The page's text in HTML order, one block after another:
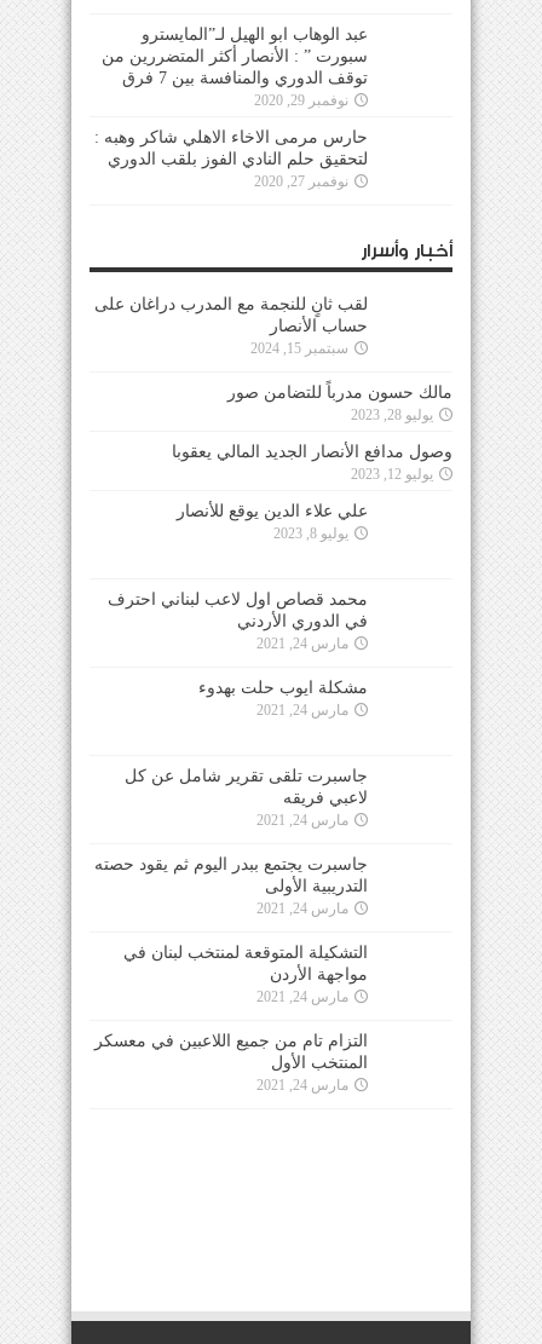
عبد الوهاب ابو الهيل لـ”المايسترو
سبورت ” : الأنصار أكثر المتضررين من
توقف الدوري والمنافسة بين 7 فرق
نوفمبر 29, 2020
حارس مرمى الاخاء الاهلي شاكر وهبه :
لتحقيق حلم النادي الفوز بلقب الدوري
نوفمبر 27, 2020
أخبار وأسرار
لقب ثانٍ للنجمة مع المدرب دراغان على
حساب الأنصار
سبتمبر 15, 2024
مالك حسون مدرباً للتضامن صور
يوليو 28, 2023
وصول مدافع الأنصار الجديد المالي يعقوبا
يوليو 12, 2023
علي علاء الدين يوقع للأنصار
يوليو 8, 2023
محمد قصاص اول لاعب لبناني احترف
في الدوري الأردني
مارس 24, 2021
مشكلة ايوب حلت بهدوء
مارس 24, 2021
جاسبرت تلقى تقرير شامل عن كل
لاعبي فريقه
مارس 24, 2021
جاسبرت يجتمع ببدر اليوم ثم يقود حصته
التدريبية الأولى
مارس 24, 2021
التشكيلة المتوقعة لمنتخب لبنان في
مواجهة الأردن
مارس 24, 2021
التزام تام من جميع اللاعبين في معسكر
المنتخب الأول
مارس 24, 2021